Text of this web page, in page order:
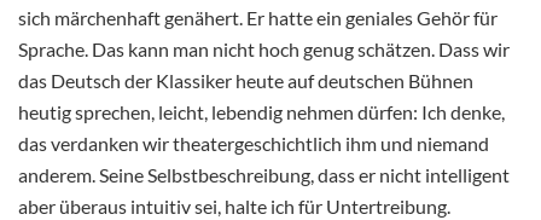
sich märchenhaft genähert. Er hatte ein geniales Gehör für
Sprache. Das kann man nicht hoch genug schätzen. Dass wir
das Deutsch der Klassiker heute auf deutschen Bühnen
heutig sprechen, leicht, lebendig nehmen dürfen: Ich denke,
das verdanken wir theatergeschichtlich ihm und niemand
anderem. Seine Selbstbeschreibung, dass er nicht intelligent
aber überaus intuitiv sei, halte ich für Untertreibung.